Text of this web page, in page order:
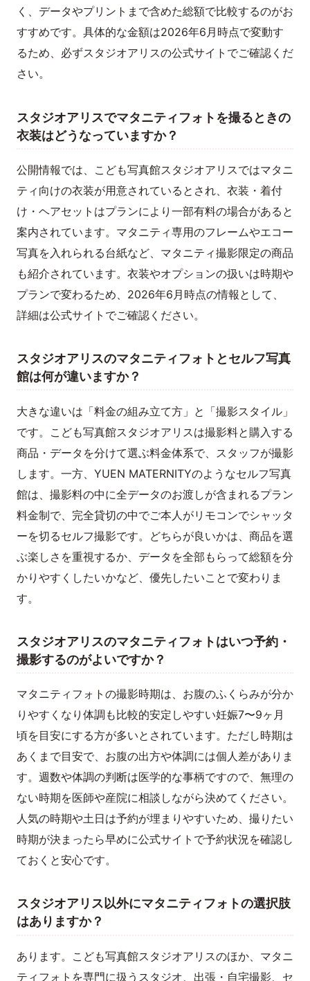
く、データやプリントまで含めた総額で比較するのがお
すすめです。具体的な金額は2026年6月時点で変動す
るため、必ずスタジオアリスの公式サイトでご確認くだ
さい。
スタジオアリスでマタニティフォトを撮るときの
衣装はどうなっていますか？
公開情報では、こども写真館スタジオアリスではマタニ
ティ向けの衣装が用意されているとされ、衣装・着付
け・ヘアセットはプランにより一部有料の場合があると
案内されています。マタニティ専用のフレームやエコー
写真を入れられる台紙など、マタニティ撮影限定の商品
も紹介されています。衣装やオプションの扱いは時期や
プランで変わるため、2026年6月時点の情報として、
詳細は公式サイトでご確認ください。
スタジオアリスのマタニティフォトとセルフ写真
館は何が違いますか？
大きな違いは「料金の組み立て方」と「撮影スタイル」
です。こども写真館スタジオアリスは撮影料と購入する
商品・データを分けて選ぶ料金体系で、スタッフが撮影
します。一方、YUEN MATERNITYのようなセルフ写真
館は、撮影料の中に全データのお渡しが含まれるプラン
料金制で、完全貸切の中でご本人がリモコンでシャッタ
ーを切るセルフ撮影です。どちらが良いかは、商品を選
ぶ楽しさを重視するか、データを全部もらって総額を分
かりやすくしたいかなど、優先したいことで変わりま
す。
スタジオアリスのマタニティフォトはいつ予約・
撮影するのがよいですか？
マタニティフォトの撮影時期は、お腹のふくらみが分か
りやすくなり体調も比較的安定しやすい妊娠7〜9ヶ月
頃を目安にする方が多いとされています。ただし時期は
あくまで目安で、お腹の出方や体調には個人差がありま
す。週数や体調の判断は医学的な事柄ですので、無理の
ない時期を医師や産院に相談しながら決めてください。
人気の時期や土日は予約が埋まりやすいため、撮りたい
時期が決まったら早めに公式サイトで予約状況を確認し
ておくと安心です。
スタジオアリス以外にマタニティフォトの選択肢
はありますか？
あります。こども写真館スタジオアリスのほか、マタニ
ティフォトを専門に扱うスタジオ、出張・自宅撮影、セ